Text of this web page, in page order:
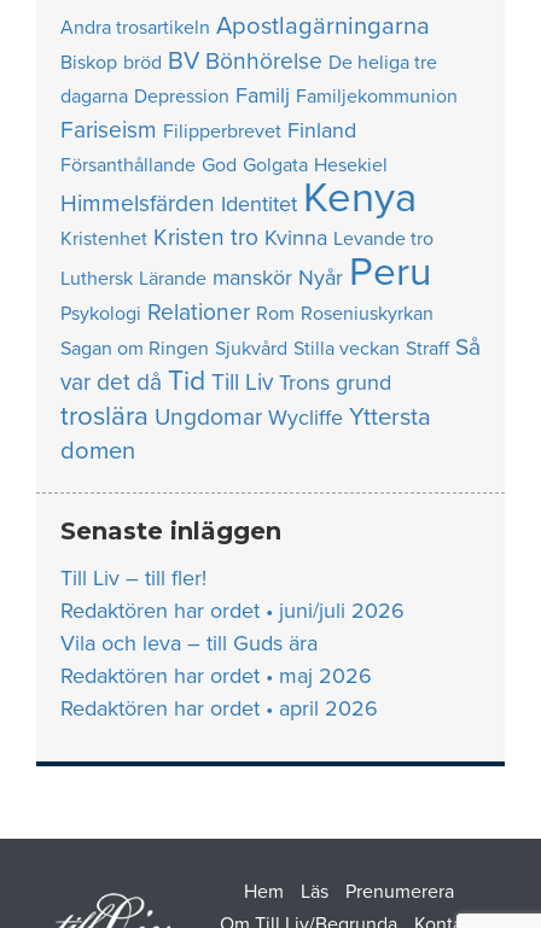
Andra trosartikeln Apostlagärningarna
Biskop bröd BV Bönhörelse De heliga tre
dagarna Depression Familj Familjekommunion
Fariseism Filipperbrevet Finland
Försanthållande God Golgata Hesekiel
Himmelsfärden Identitet Kenya
Kristenhet Kristen tro Kvinna Levande tro
Luthersk Lärande manskör Nyår Peru
Psykologi Relationer Rom Roseniuskyrkan
Sagan om Ringen Sjukvård Stilla veckan Straff Så
var det då Tid Till Liv Trons grund
troslära Ungdomar Wycliffe Yttersta
domen
Senaste inläggen
Till Liv – till fler!
Redaktören har ordet • juni/juli 2026
Vila och leva – till Guds ära
Redaktören har ordet • maj 2026
Redaktören har ordet • april 2026
Hem Läs
Prenumerera